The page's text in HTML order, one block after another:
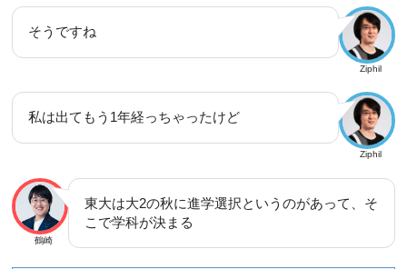
Ziphil
そうですね
Ziphil
私は出てもう1年経っちゃったけど
鶴崎
東大は大2の秋に進学選択というのがあって、そ
こで学科が決まる